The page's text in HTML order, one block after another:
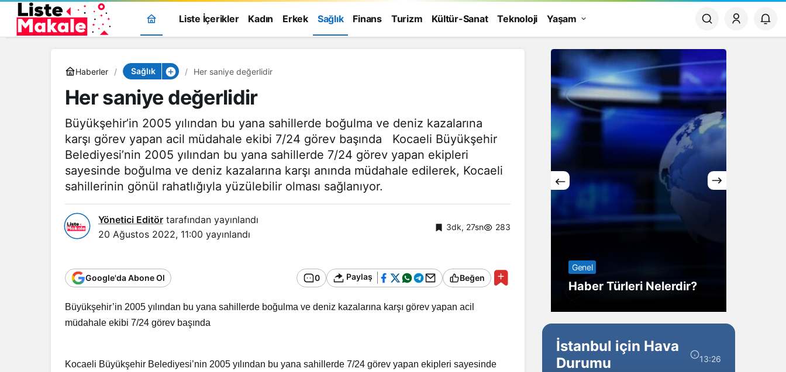
Liste İçerikler Kadın Erkek Sağlık Finans Turizm Kültür-Sanat Teknoloji Yaşam
Haberler Sağlık Her saniye değerlidir
Her saniye değerlidir
Büyükşehir’in 2005 yılından bu yana sahillerde boğulma ve deniz kazalarına
karşı görev yapan acil müdahale ekibi 7/24 görev başında Kocaeli Büyükşehir
Belediyesi’nin 2005 yılından bu yana sahillerde 7/24 görev yapan ekipleri
sayesinde boğulma ve deniz kazalarına karşı anında müdahale edilerek, Kocaeli
sahillerinin gönül rahatlığıyla yüzülebilir olması sağlanıyor.
Yönetici Editör tarafından yayınlandı
20 Ağustos 2022, 11:00 yayınlandı
3dk, 27sn 283
Google'da Abone Ol 0 Paylaş Beğen
Büyükşehir’in 2005 yılından bu yana sahillerde boğulma ve deniz kazalarına karşı görev yapan acil
müdahale ekibi 7/24 görev başında
Kocaeli Büyükşehir Belediyesi’nin 2005 yılından bu yana sahillerde 7/24 görev yapan ekipleri sayesinde
Bir Erkek Bir Kadına Ne
Zaman Bağlanır?
Genel
Haber Türleri Nelerdir?
İstanbul için Hava
Durumu
13:26